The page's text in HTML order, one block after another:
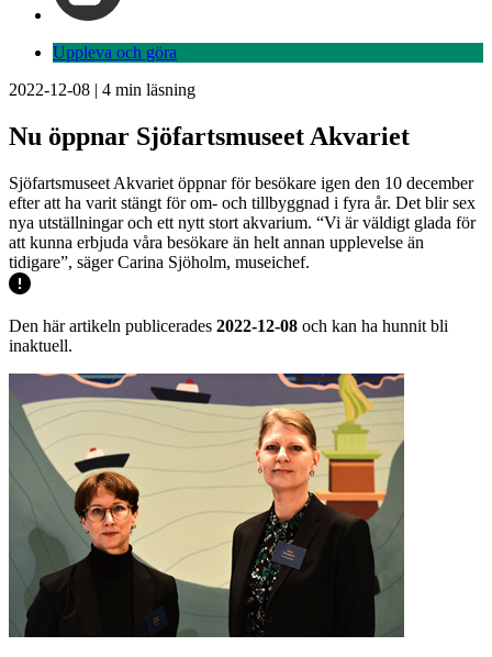
Uppleva och göra
2022-12-08 | 4 min läsning
Nu öppnar Sjöfartsmuseet Akvariet
Sjöfartsmuseet Akvariet öppnar för besökare igen den 10 december
efter att ha varit stängt för om- och tillbyggnad i fyra år. Det blir sex
nya utställningar och ett nytt stort akvarium. “Vi är väldigt glada för
att kunna erbjuda våra besökare än helt annan upplevelse än
tidigare”, säger Carina Sjöholm, museichef.
Den här artikeln publicerades 2022-12-08 och kan ha hunnit bli
inaktuell.